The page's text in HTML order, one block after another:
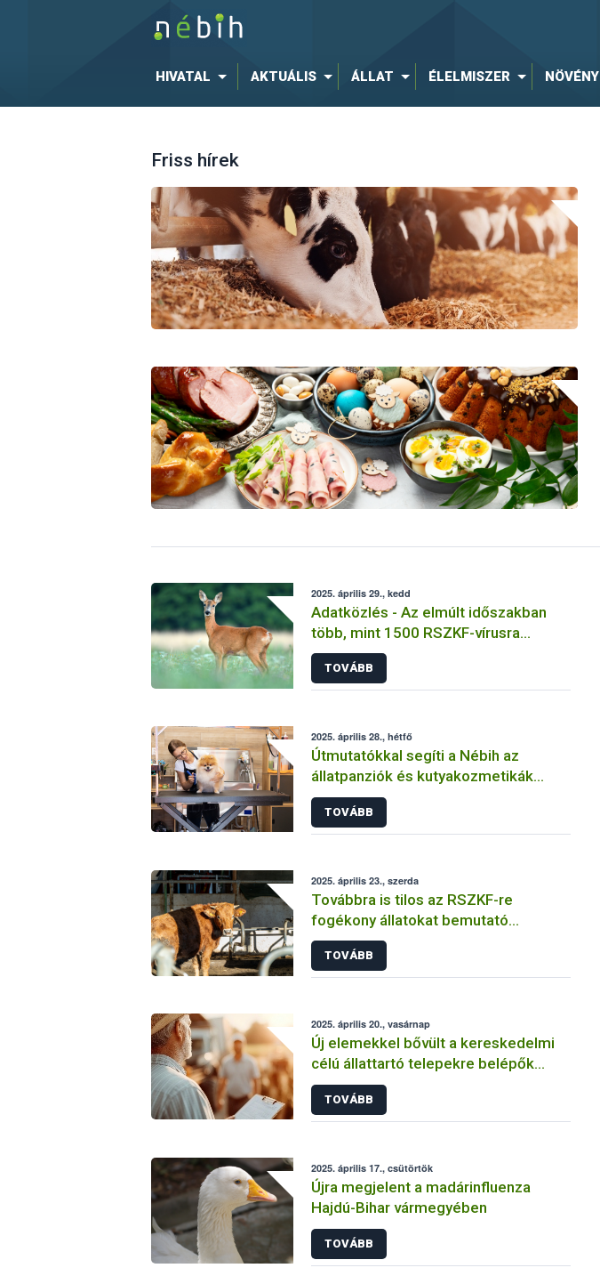
HIVATAL AKTUÁLIS ÁLLAT ÉLELMISZER NÖVÉNY
Friss hírek
2025. április 29., kedd
Adatközlés - Az elmúlt időszakban
több, mint 1500 RSZKF-vírusra
fogékony vadállat laborvizsgálata
történt meg, mind negatív
TOVÁBB
2025. április 28., hétfő
Útmutatókkal segíti a Nébih az
állatpanziók és kutyakozmetikák
működtetését
TOVÁBB
2025. április 23., szerda
Továbbra is tilos az RSZKF-re
fogékony állatokat bemutató
rendezvények megtartása
TOVÁBB
2025. április 20., vasárnap
Új elemekkel bővült a kereskedelmi
célú állattartó telepekre belépők
kötelező nyilvántartása
TOVÁBB
2025. április 17., csütörtök
Újra megjelent a madárinfluenza
Hajdú-Bihar vármegyében
TOVÁBB